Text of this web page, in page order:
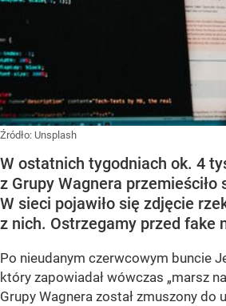
Źródło: Unsplash
W ostatnich tygodniach ok. 4
z Grupy Wagnera przemieściło
W sieci pojawiło się zdjęcie
z nich. Ostrzegamy przed fake
Po nieudanym czerwcowym buncie
który zapowiadał wówczas „marsz
Grupy Wagnera został zmuszony do